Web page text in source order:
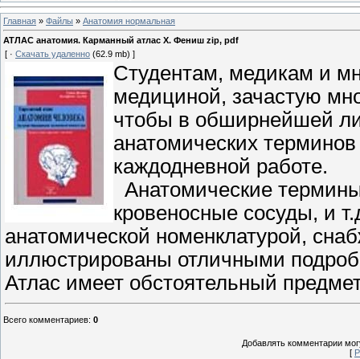
Главная » Файлы » Анатомия нормальная
АТЛАС анатомия. Карманный атлас Х. Фениш zip, pdf
[ · Скачать удаленно (62.9 mb) ]
Студентам, медикам и
медициной, зачастую
чтобы в обширнейшей
анатомических
каждодневной работе.
Анатомические
кровеносные сосуды, и
анатомической номенклатурой,
иллюстрированы отличными
Атлас имеет обстоятельный
Всего комментариев: 0
Добавлять комментарии
[